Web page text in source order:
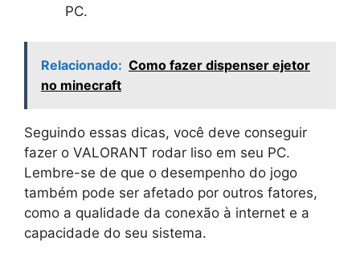
PC.
Relacionado: Como fazer dispenser ejetor
no minecraft
Seguindo essas dicas, você deve conseguir
fazer o VALORANT rodar liso em seu PC.
Lembre-se de que o desempenho do jogo
também pode ser afetado por outros fatores,
como a qualidade da conexão à internet e a
capacidade do seu sistema.